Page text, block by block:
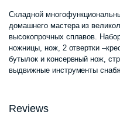
Складной
домашнего мастера из
высокопрочных сплавов.
ножницы, нож, 2 отвертки
бутылок и консервный нож,
выдвижные инструменты
Reviews